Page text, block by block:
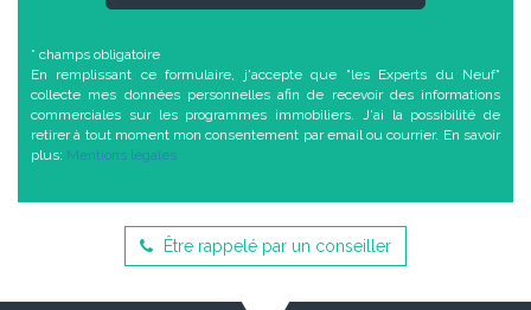
* champs obligatoire
En remplissant ce formulaire, j'accepte que "les Experts du Neuf"
collecte mes données personnelles afin de recevoir des informations
commerciales sur les programmes immobiliers. J'ai la possibilité de
retirer à tout moment mon consentement par email ou courrier. En savoir
plus: Mentions légales
Être rappelé par un conseiller